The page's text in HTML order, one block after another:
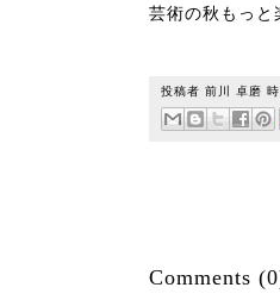
芸術の秋もっと
投稿者 前川 卓磨
Comments